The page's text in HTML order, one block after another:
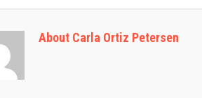
About Carla Ortiz Petersen